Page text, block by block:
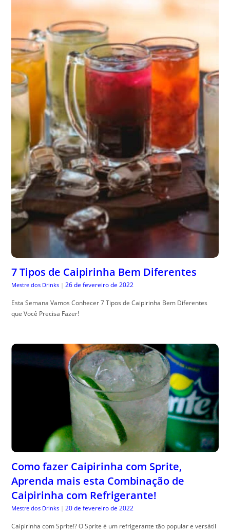
7 Tipos de Caipirinha Bem Diferentes
Mestre dos Drinks | 26 de fevereiro de 2022
Esta Semana Vamos Conhecer 7 Tipos de Caipirinha Bem Diferentes
que Você Precisa Fazer!
Como fazer Caipirinha com Sprite,
Aprenda mais esta Combinação de
Caipirinha com Refrigerante!
Mestre dos Drinks | 20 de fevereiro de 2022
Caipirinha com Sprite!? O Sprite é um refrigerante tão popular e versátil